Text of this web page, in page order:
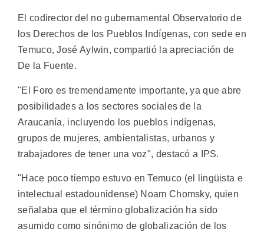
El codirector del no gubernamental Observatorio de
los Derechos de los Pueblos Indígenas, con sede en
Temuco, José Aylwin, compartió la apreciación de
De la Fuente.
"El Foro es tremendamente importante, ya que abre
posibilidades a los sectores sociales de la
Araucanía, incluyendo los pueblos indígenas,
grupos de mujeres, ambientalistas, urbanos y
trabajadores de tener una voz", destacó a IPS.
"Hace poco tiempo estuvo en Temuco (el lingüista e
intelectual estadounidense) Noam Chomsky, quien
señalaba que el término globalización ha sido
asumido como sinónimo de globalización de los